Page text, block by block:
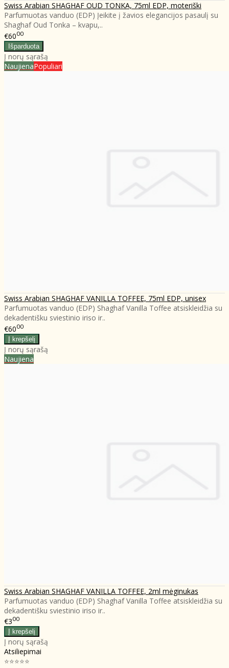
Swiss Arabian SHAGHAF OUD TONKA, 75ml EDP, moteriški
Parfumuotas vanduo (EDP) Įeikite į žavios elegancijos pasaulį su
Shaghaf Oud Tonka – kvapu,..
€6000
Į norų sąrašą
NaujienaPopuliari
Swiss Arabian SHAGHAF VANILLA TOFFEE, 75ml EDP, unisex
Parfumuotas vanduo (EDP) Shaghaf Vanilla Toffee atsiskleidžia su
dekadentišku sviestinio iriso ir..
€6000
Į norų sąrašą
Naujiena
Swiss Arabian SHAGHAF VANILLA TOFFEE, 2ml mėginukas
Parfumuotas vanduo (EDP) Shaghaf Vanilla Toffee atsiskleidžia su
dekadentišku sviestinio iriso ir..
€300
Į norų sąrašą
Atsiliepimai
⭐⭐⭐⭐⭐